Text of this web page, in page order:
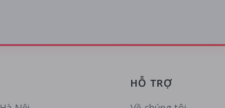
HỖ TRỢ